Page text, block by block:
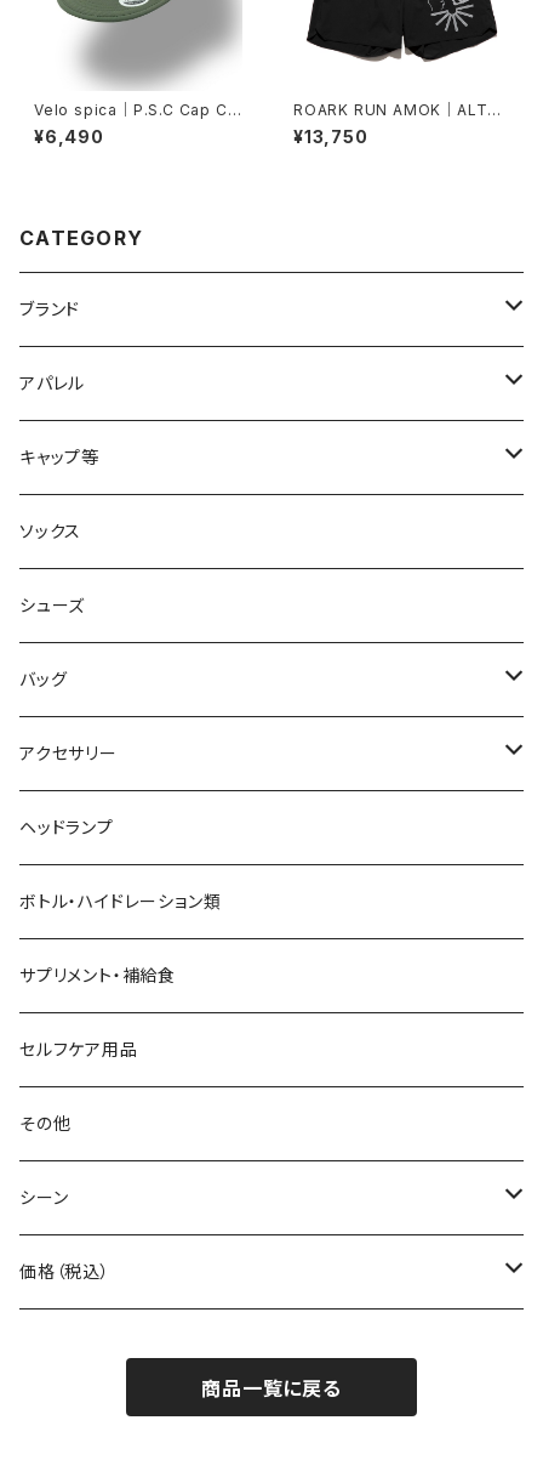
Velo spica｜P.S.C Cap Cyc
ling col.Khaki
¥6,490
ROARK RUN AMOK｜ALTA
5" Col.BLACK
¥13,750
CATEGORY
ブランド
2XU
acu Products
AILEY
AKIV
ALTRA
aroma vera
AZUMA BAG
BANANA GO
Beruf Baggage
Body Glide
BONE
BOOKMAN
carb
Ciele Athletics
アパレル
トップス
ボトムス
キャップ等
キャップ・ハット
ヘッドバンド
ソックス
シューズ
バッグ
バックパック
ショルダーバッグ
トートバッグ
2WAYバッグ/3WAYバッグ
その他バッグ
アクセサリー
サングラス
てぬぐい
財布
アームカバー
ネックゲイター
ヘッドランプ
ボトル・ハイドレーション類
サプリメント・補給食
セルフケア用品
その他
シーン
自転車
価格（税込）
1,001～5,000円
商品一覧に戻る